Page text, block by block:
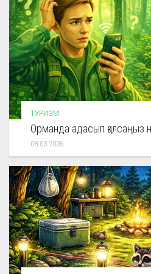
ТУРИЗМ
Орманда адасып қалсаңыз
08.03.2026